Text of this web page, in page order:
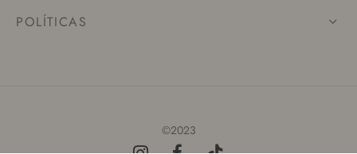
POLÍTICAS
©2023